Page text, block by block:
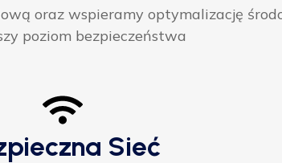
oraz wspieramy optymalizację
poziom bezpieczeństwa
Sieć